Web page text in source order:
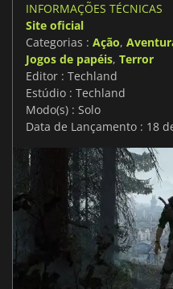
INFORMAÇÕES TÉCNICAS
Site oficial
Categorias : Ação,
Jogos de papéis, Terror
Editor : Techland
Estúdio : Techland
Modo(s) : Solo
Data de Lançamento : 18